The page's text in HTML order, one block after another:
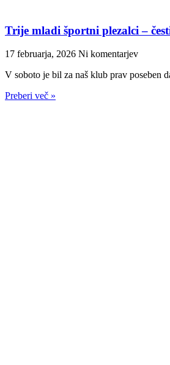
Trije mladi športni plezalci –
17 februarja, 2026 Ni komentarjev
V soboto je bil za naš klub prav poseben
Preberi več »